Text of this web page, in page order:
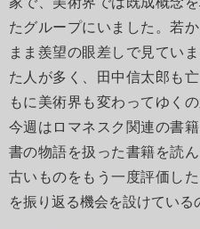
たグループにいました。若
まま羨望の眼差しで見てい
た人が多く、田中信太郎も
もに美術界も変わってゆく
今週はロマネスク関連の書
書の物語を扱った書籍を読
古いものをもう一度評価し
を振り返る機会を設けている